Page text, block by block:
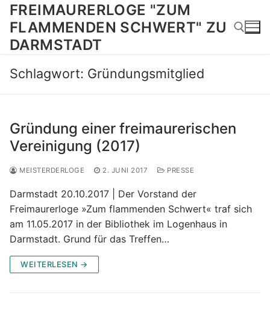
Zum
Inhalt
springen
FREIMAURERLOGE "ZUM
FLAMMENDEN SCHWERT" ZU
DARMSTADT
Suchen nach:
Schlagwort: Gründungsmitglied
Gründung einer freimaurerischen
Vereinigung (2017)
MEISTERDERLOGE 2. JUNI 2017 PRESSE
Darmstadt 20.10.2017 | Der Vorstand der
Freimaurerloge »Zum flammenden Schwert« traf sich
am 11.05.2017 in der Bibliothek im Logenhaus in
Darmstadt. Grund für das Treffen…
WEITERLESEN →